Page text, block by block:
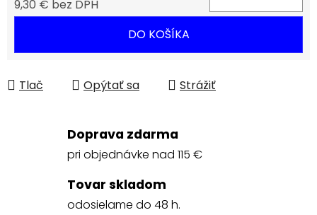
9,30 € bez DPH
DO KOŠÍKA
Tlač Opýtať sa Strážiť
Doprava zdarma
pri objednávke nad 115 €
Tovar skladom
odosielame do 48 h.